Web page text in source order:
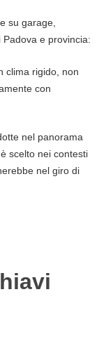
su garage,
e provincia:
clima rigido, non
con
nel panorama
scelto nei contesti
nel giro di